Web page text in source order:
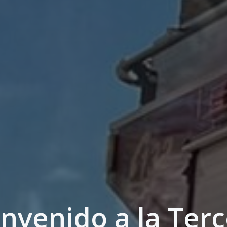
a la